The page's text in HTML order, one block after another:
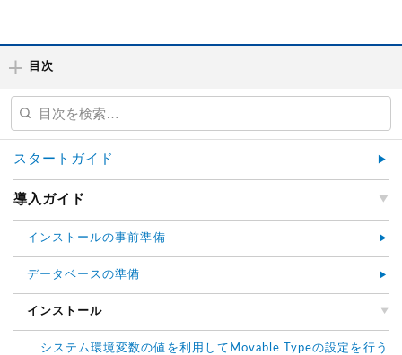
目次
スタートガイド
導入ガイド
インストールの事前準備
データベースの準備
インストール
システム環境変数の値を利用してMovable Typeの設定を行う